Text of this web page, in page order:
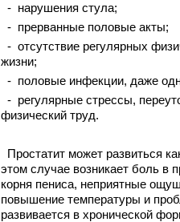
- нарушения стула;
- прерванные половые акты;
- отсутствие регулярных
жизни;
- половые инфекции, даже
- регулярные стрессы,
физический труд.
Простатит может развиться
этом случае возникает боль в
корня пениса, неприятные
повышение температуры и
развивается в хронической